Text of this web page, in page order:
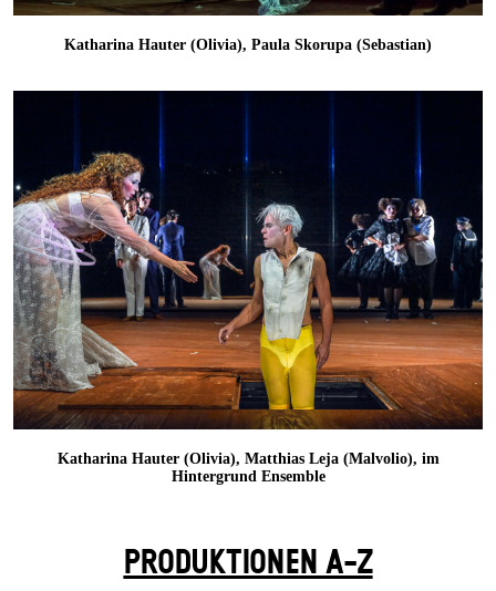
Katharina Hauter (Olivia), Paula Skorupa (Sebastian)
Katharina Hauter (Olivia), Matthias Leja (Malvolio), im
Hintergrund Ensemble
PRODUKTIONEN A-Z